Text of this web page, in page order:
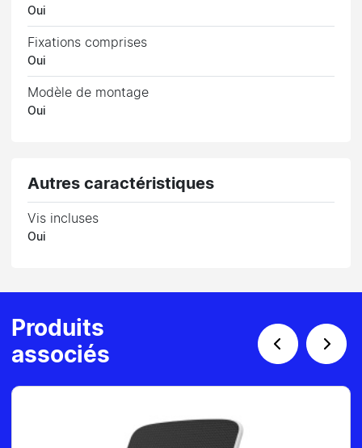
Oui
Fixations comprises
Oui
Modèle de montage
Oui
Autres caractéristiques
Vis incluses
Oui
Produits
associés